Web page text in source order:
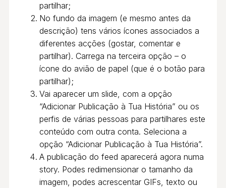
partilhar;
No fundo da imagem (e mesmo antes da
descrição) tens vários ícones associados a
diferentes acções (gostar, comentar e
partilhar). Carrega na terceira opção – o
ícone do avião de papel (que é o botão para
partilhar);
Vai aparecer um slide, com a opção
“Adicionar Publicação à Tua História” ou os
perfis de várias pessoas para partilhares este
conteúdo com outra conta. Seleciona a
opção “Adicionar Publicação à Tua História”.
A publicação do feed aparecerá agora numa
story. Podes redimensionar o tamanho da
imagem, podes acrescentar GIFs, texto ou